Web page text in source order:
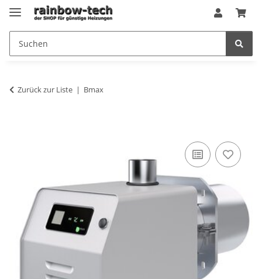
Zurück zur Liste Bmax